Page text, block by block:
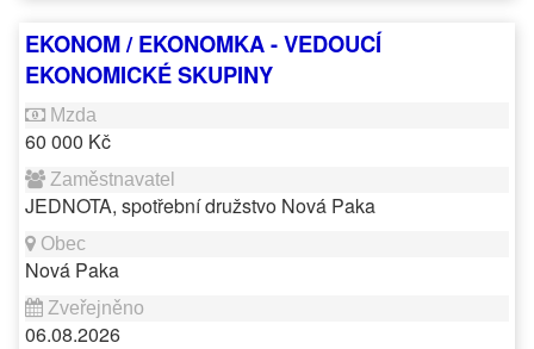
EKONOM / EKONOMKA - VEDOUCÍ
EKONOMICKÉ SKUPINY
60 000 Kč
JEDNOTA, spotřební družstvo Nová Paka
Nová Paka
06.08.2026